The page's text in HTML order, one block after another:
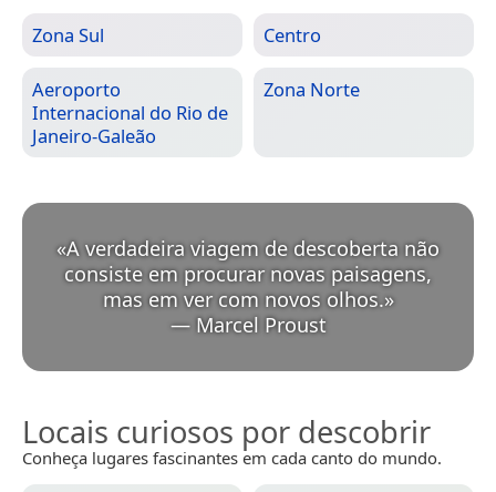
Zona Sul Centro
Aeroporto
Internacional do Rio de
Janeiro-Galeão
Zona Norte
«A verdadeira viagem de descoberta não
consiste em procurar novas paisagens,
mas em ver com novos olhos. »
— Marcel Proust
Locais curiosos por descobrir
Conheça lugares fascinantes em cada canto do mundo.